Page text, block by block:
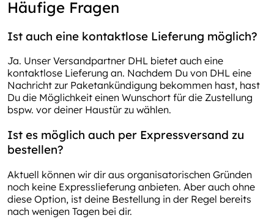
Häufige Fragen
Ist auch eine kontaktlose Lieferung möglich?
Ja. Unser Versandpartner DHL bietet auch eine
kontaktlose Lieferung an. Nachdem Du von DHL eine
Nachricht zur Paketankündigung bekommen hast, hast
Du die Möglichkeit einen Wunschort für die Zustellung
bspw. vor deiner Haustür zu wählen.
Ist es möglich auch per Expressversand zu
bestellen?
Aktuell können wir dir aus organisatorischen Gründen
noch keine Expresslieferung anbieten. Aber auch ohne
diese Option, ist deine Bestellung in der Regel bereits
nach wenigen Tagen bei dir.